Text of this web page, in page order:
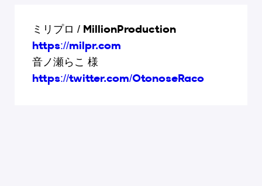
ミリプロ / MillionProduction
https://milpr.com
音ノ瀬らこ 様
https://twitter.com/OtonoseRaco